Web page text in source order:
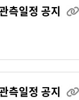
측일정 공지
측일정 공지